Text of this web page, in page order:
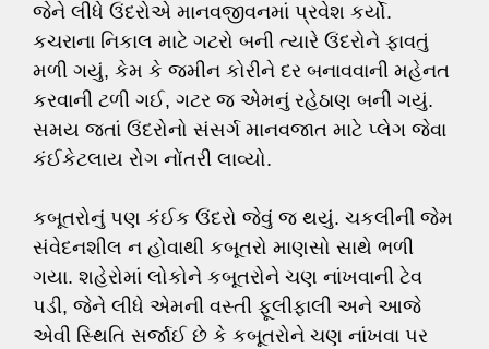
જેને લીધે ઉંદરોએ માનવજીવનમાં પ્રવેશ કર્યો.
કચરાના નિકાલ માટે ગટરો બની ત્યારે ઉંદરોને ફાવતું
મળી ગયું, કેમ કે જમીન કોરીને દર બનાવવાની મહેનત
કરવાની ટળી ગઈ, ગટર જ એમનું રહેઠાણ બની ગયું.
સમય જતાં ઉંદરોનો સંસર્ગ માનવજાત માટે પ્લેગ જેવા
કંઈકેટલાય રોગ નોંતરી લાવ્યો.
કબૂતરોનું પણ કંઈક ઉંદરો જેવું જ થયું. ચકલીની જેમ
સંવેદનશીલ ન હોવાથી કબૂતરો માણસો સાથે ભળી
ગયા. શહેરોમાં લોકોને કબૂતરોને ચણ નાંખવાની ટેવ
પડી, જેને લીધે એમની વસ્તી ફૂલીફાલી અને આજે
એવી સ્થિતિ સર્જાઈ છે કે કબૂતરોને ચણ નાંખવા પર